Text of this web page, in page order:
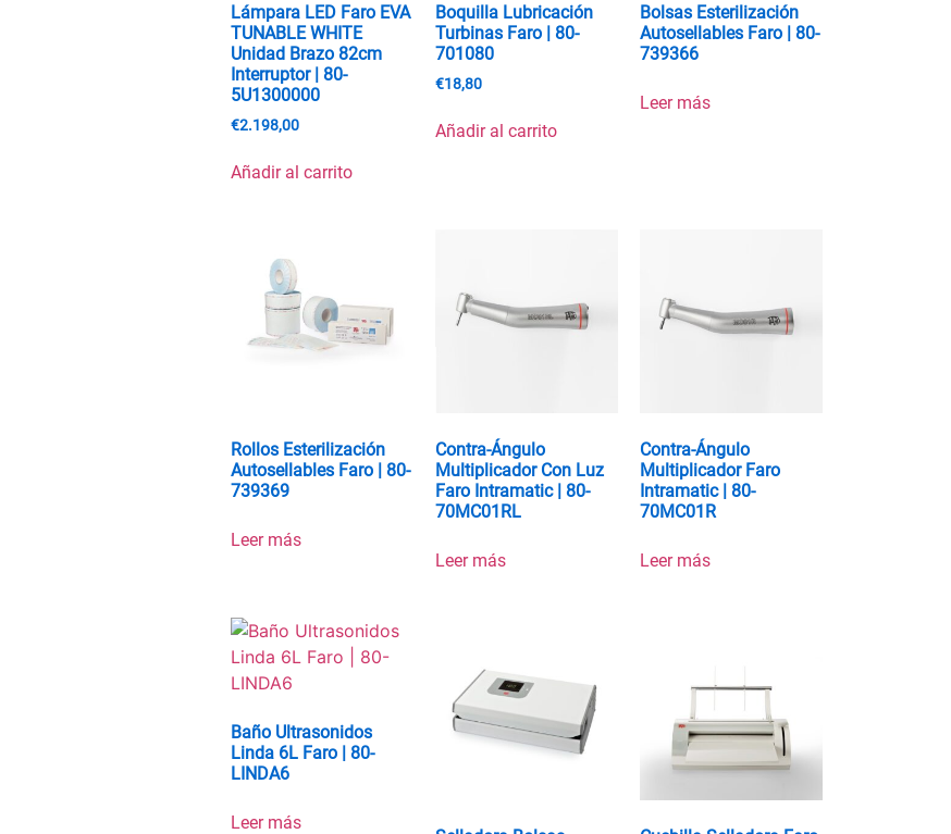
Lámpara LED Faro EVA
TUNABLE WHITE
Unidad Brazo 82cm
Interruptor | 80-
5U1300000
€2.198,00
Añadir al carrito
Boquilla Lubricación
Turbinas Faro | 80-
701080
€18,80
Añadir al carrito
Bolsas Esterilización
Autosellables Faro | 80-
739366
Leer más
Rollos Esterilización
Autosellables Faro | 80-
739369
Leer más
Contra-Ángulo
Multiplicador Con Luz
Faro Intramatic | 80-
70MC01RL
Leer más
Contra-Ángulo
Multiplicador Faro
Intramatic | 80-
70MC01R
Leer más
Baño Ultrasonidos
Linda 6L Faro | 80-
LINDA6
Leer más